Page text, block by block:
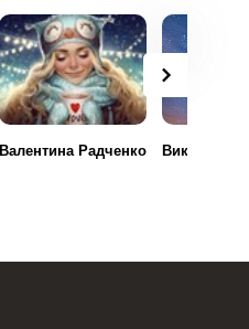
Валентина Радченко Виктория